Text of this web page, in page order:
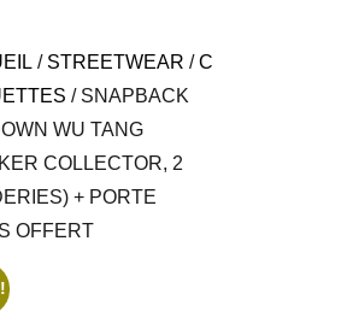
/ STREETWEAR /C
/ SNAPBACK
WU TANG
COLLECTOR, 2
+ PORTE
OFFERT